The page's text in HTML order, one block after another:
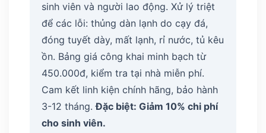
sinh viên và người lao động. Xử lý triệt
để các lỗi: thủng dàn lạnh do cạy đá,
đóng tuyết dày, mất lạnh, rỉ nước, tủ kêu
ồn. Bảng giá công khai minh bạch từ
450.000đ, kiểm tra tại nhà miễn phí.
Cam kết linh kiện chính hãng, bảo hành
3-12 tháng.Đặc biệt: Giảm 10% chi phí
cho sinh viên.